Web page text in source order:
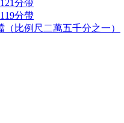
分帶
分帶
比例尺二萬五千分之一）